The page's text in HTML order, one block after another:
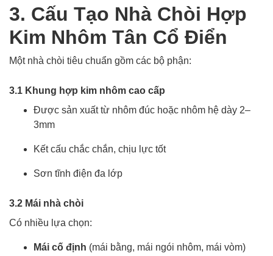
3. Cấu Tạo Nhà Chòi Hợp
Kim Nhôm Tân Cổ Điển
Một nhà chòi tiêu chuẩn gồm các bộ phận:
3.1 Khung hợp kim nhôm cao cấp
Được sản xuất từ nhôm đúc hoặc nhôm hệ dày 2–
3mm
Kết cấu chắc chắn, chịu lực tốt
Sơn tĩnh điện đa lớp
3.2 Mái nhà chòi
Có nhiều lựa chọn:
Mái cố định (mái bằng, mái ngói nhôm, mái vòm)